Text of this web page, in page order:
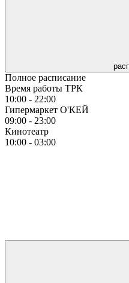
Полное расписание
Время работы ТРК
10:00 - 22:00
Гипермаркет О'КЕЙ
09:00 - 23:00
Кинотеатр
10:00 - 03:00